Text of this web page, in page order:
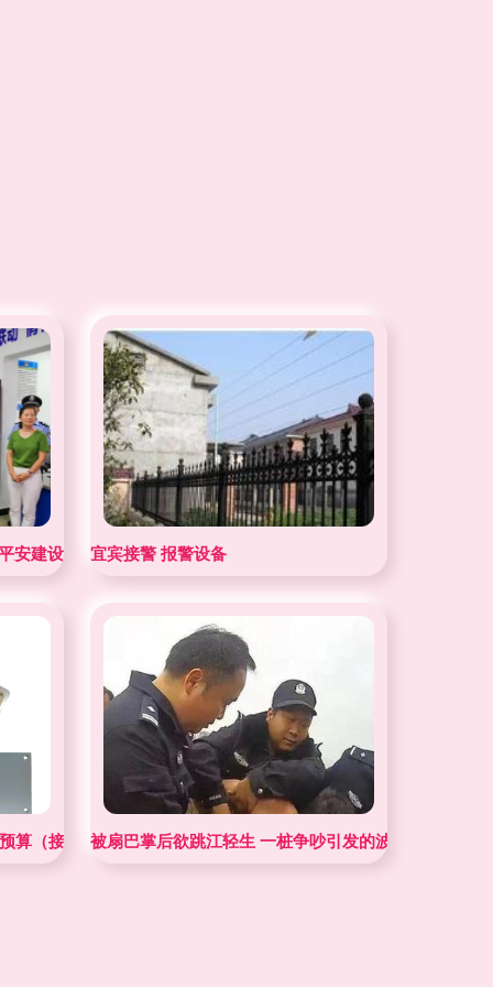
安建设 禁毒戒毒工作
宜宾接警 报警设备
算（接警设备）被扇巴掌后欲跳江轻生 一桩争吵引发的波荡，一场救